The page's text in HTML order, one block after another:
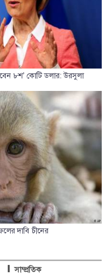
৮শ’ কোটি ডলার: উরসুলা
দাবি চীনের
সাম্প্রতিক